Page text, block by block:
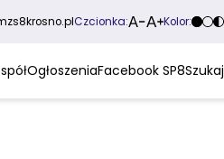
Czcionka: Kolor:
OgłoszeniaFacebook SP8Szukaj